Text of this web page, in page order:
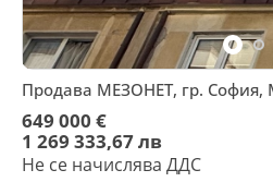
Продава МЕЗОНЕТ, гр. София,
649 000 €
1 269 333,67 лв
Не се начислява ДДС